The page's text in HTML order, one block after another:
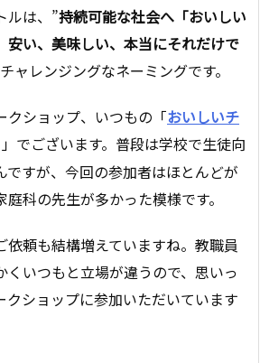
ルは、”持続可能な社会へ「おいしい
安い、美味しい、本当にそれだけで
ャレンジングなネーミングです。
クショップ、いつもの「おいしいチ
」でございます。普段は学校で生徒向
ですが、今回の参加者はほとんどが
科の先生が多かった模様です。
依頼も結構増えていますね。教職員
くいつもと立場が違うので、思いっ
クショップに参加いただいています